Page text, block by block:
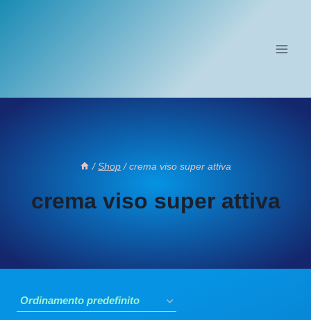
/ Shop / crema viso super attiva
crema viso super attiva